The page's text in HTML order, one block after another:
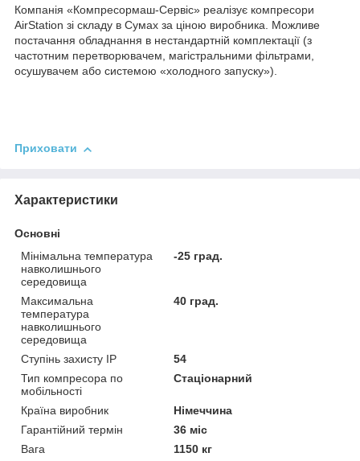
Компанія «Компресормаш-Сервіс» реалізує компресори
AirStation зі складу в Сумах за ціною виробника. Можливе
постачання обладнання в нестандартній комплектації (з
частотним перетворювачем, магістральними фільтрами,
осушувачем або системою «холодного запуску»).
Приховати
Характеристики
Основні
Мінімальна температура
навколишнього
середовища
-25 град.
Максимальна
температура
навколишнього
середовища
40 град.
Ступінь захисту IP
54
Тип компресора по
мобільності
Стаціонарний
Країна виробник
Німеччина
Гарантійний термін
36 міс
Вага
1150 кг